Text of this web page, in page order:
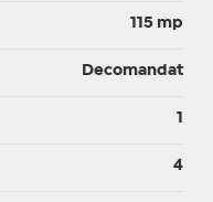
115 mp
Decomandat
1
4